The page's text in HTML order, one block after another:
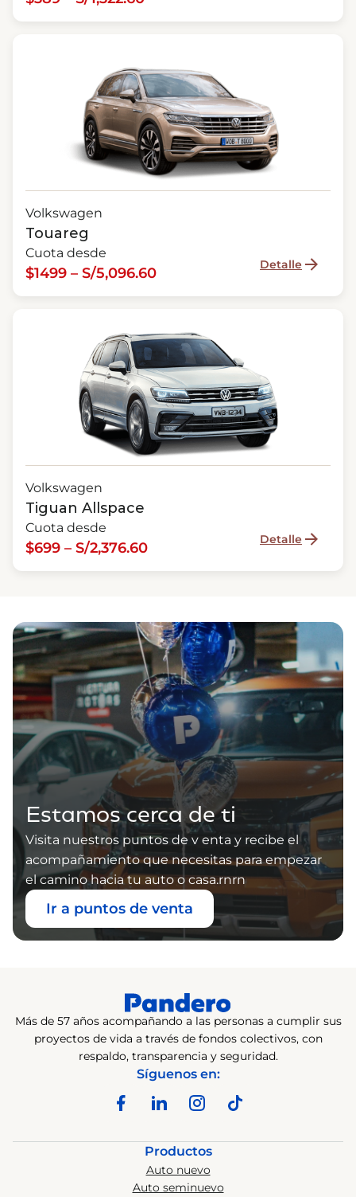
Volkswagen
Touareg
Cuota desde
$1499 – S/5,096.60 Detalle
Volkswagen
Tiguan Allspace
Cuota desde
$699 – S/2,376.60 Detalle
Estamos cerca de ti
Visita nuestros puntos de v enta y recibe el
acompañamiento que necesitas para empezar
el camino hacia tu auto o casa.rnrn
Ir a puntos de venta
Más de 57 años acompañando a las personas a cumplir sus
proyectos de vida a través de fondos colectivos, con
respaldo, transparencia y seguridad.
Síguenos en:
Productos
Auto nuevo
Auto seminuevo